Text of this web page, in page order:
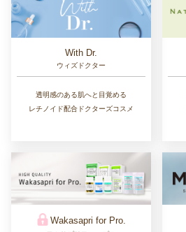
With Dr.
ウィズドクター
透明感のある肌へと目覚める
レチノイド配合ドクターズコスメ
Wakasapri for Pro.